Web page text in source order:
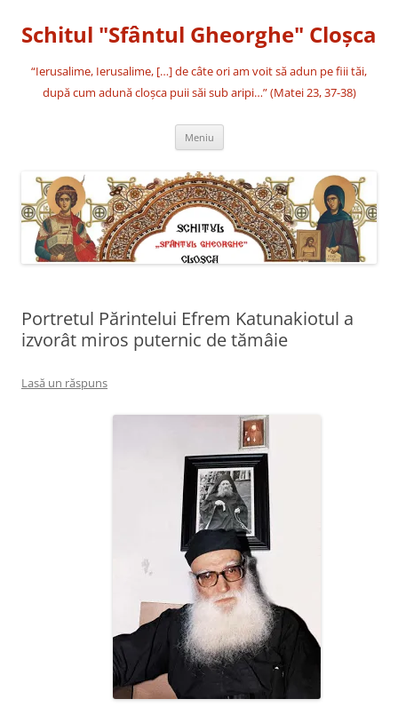
conținut
Schitul "Sfântul Gheorghe" Cloşca
“Ierusalime, Ierusalime, […] de câte ori am voit să adun pe fiii tăi,
după cum adună cloşca puii săi sub aripi…” (Matei 23, 37-38)
Meniu
Portretul Părintelui Efrem Katunakiotul a
izvorât miros puternic de tămâie
Lasă un răspuns